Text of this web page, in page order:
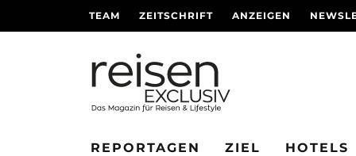
TEAM ZEITSCHRIFT ANZEIGEN
REPORTAGEN ZIEL HOTELS